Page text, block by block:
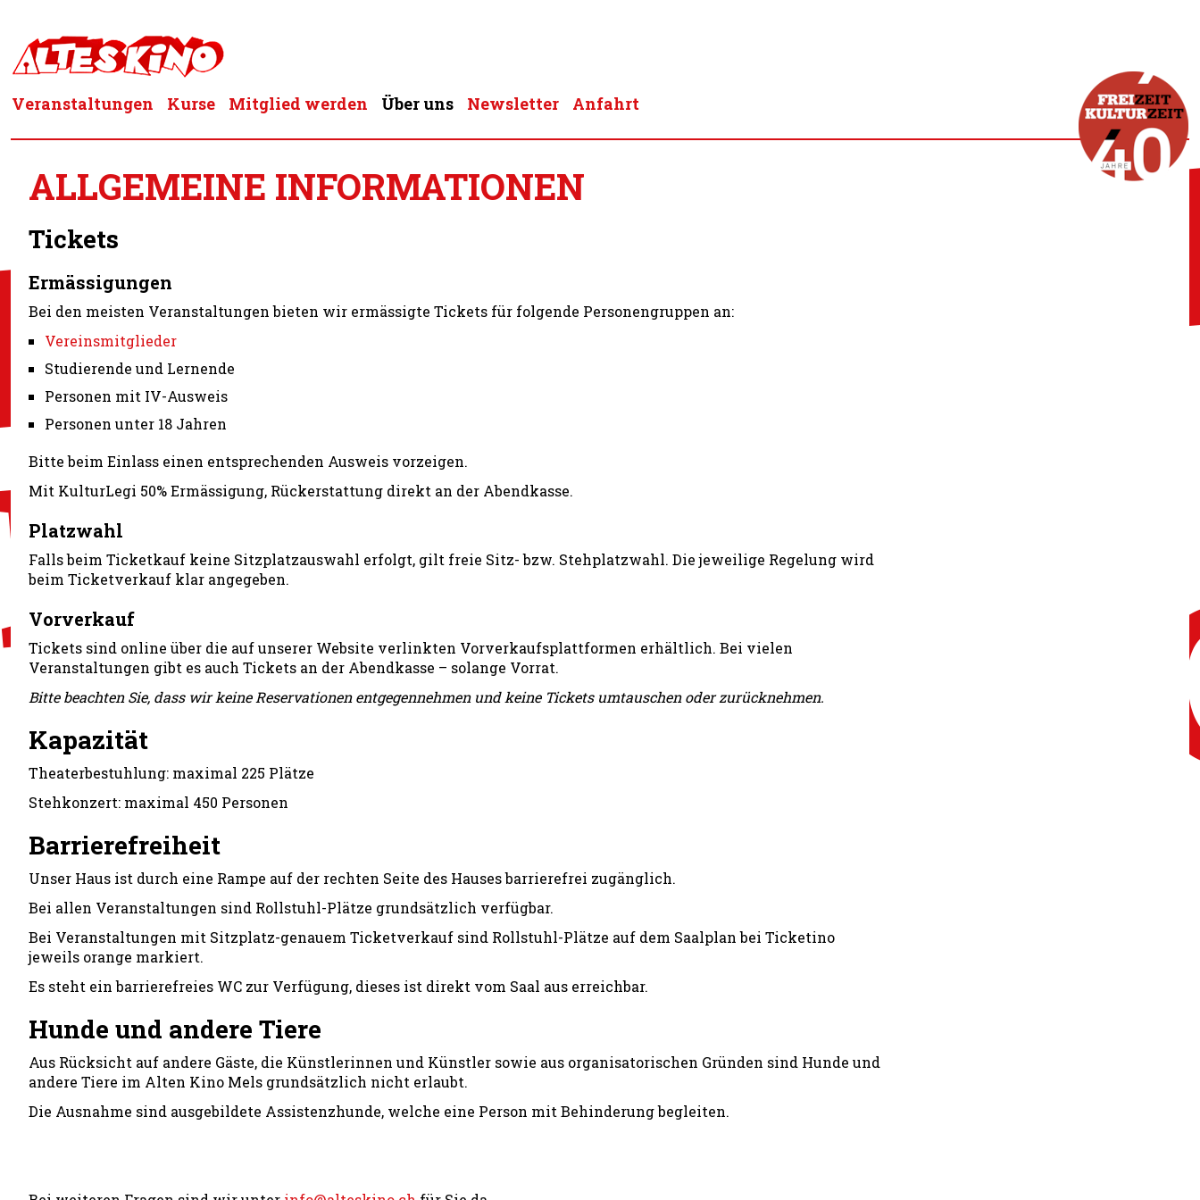
springen
Veranstaltungen Kurse Mitglied werden Über uns Newsletter Anfahrt
ALLGEMEINE INFORMATIONEN
Tickets
Ermässigungen
Bei den meisten Veranstaltungen bieten wir ermässigte Tickets für folgende Personengruppen an:
Vereinsmitglieder
Studierende und Lernende
Personen mit IV-Ausweis
Personen unter 18 Jahren
Bitte beim Einlass einen entsprechenden Ausweis vorzeigen.
Mit KulturLegi 50% Ermässigung, Rückerstattung direkt an der Abendkasse.
Platzwahl
Falls beim Ticketkauf keine Sitzplatzauswahl erfolgt, gilt freie Sitz- bzw. Stehplatzwahl. Die jeweilige Regelung wird
beim Ticketverkauf klar angegeben.
Vorverkauf
Tickets sind online über die auf unserer Website verlinkten Vorverkaufsplattformen erhältlich. Bei vielen
Veranstaltungen gibt es auch Tickets an der Abendkasse – solange Vorrat.
Bitte beachten Sie, dass wir keine Reservationen entgegennehmen und keine Tickets umtauschen oder zurücknehmen.
Kapazität
Theaterbestuhlung: maximal 225 Plätze
Stehkonzert: maximal 450 Personen
Barrierefreiheit
Unser Haus ist durch eine Rampe auf der rechten Seite des Hauses barrierefrei zugänglich.
Bei allen Veranstaltungen sind Rollstuhl-Plätze grundsätzlich verfügbar.
Bei Veranstaltungen mit Sitzplatz-genauem Ticketverkauf sind Rollstuhl-Plätze auf dem Saalplan bei Ticketino
jeweils orange markiert.
Es steht ein barrierefreies WC zur Verfügung, dieses ist direkt vom Saal aus erreichbar.
Hunde und andere Tiere
Aus Rücksicht auf andere Gäste, die Künstlerinnen und Künstler sowie aus organisatorischen Gründen sind Hunde und
andere Tiere im Alten Kino Mels grundsätzlich nicht erlaubt.
Die Ausnahme sind ausgebildete Assistenzhunde, welche eine Person mit Behinderung begleiten.